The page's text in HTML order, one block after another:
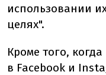
использовании
целях".
Кроме того,
в Facebook и